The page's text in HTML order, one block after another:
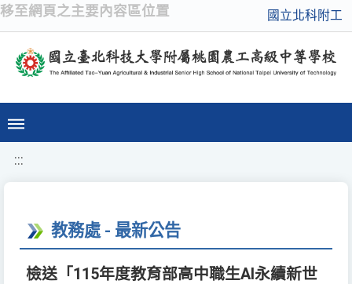
移至網頁之主要內容區位置 國立北科附工
:::
教務處 - 最新公告
檢送「115年度教育部高中職生AI永續新世